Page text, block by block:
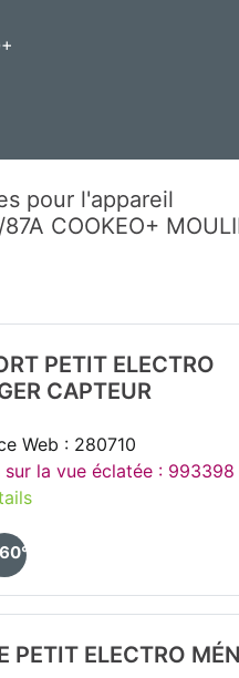
pour l'appareil
COOKEO+
PETIT ELECTRO
CAPTEUR
Web : 280710
sur la vue éclatée : 993398
PETIT ELECTRO